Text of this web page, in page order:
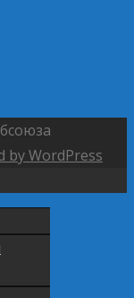
by WordPress